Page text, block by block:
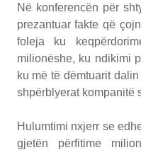
Në konferencën për
prezantuar fakte që
foleja ku
milionëshe, ku ndikimi
ku më të dëmtuarit
shpërblyerat kompanitë
Hulumtimi nxjerr se
gjetën përfitime